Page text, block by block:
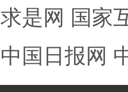
求是网 国家
中国日报网